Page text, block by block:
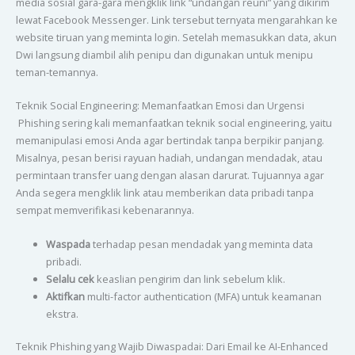
lewat Facebook Messenger. Link tersebut ternyata mengarahkan ke
website tiruan yang meminta login. Setelah memasukkan data, akun
Dwi langsung diambil alih penipu dan digunakan untuk menipu
teman-temannya.
Teknik Social Engineering: Memanfaatkan Emosi dan Urgensi
Phishing sering kali memanfaatkan teknik social engineering, yaitu
memanipulasi emosi Anda agar bertindak tanpa berpikir panjang.
Misalnya, pesan berisi rayuan hadiah, undangan mendadak, atau
permintaan transfer uang dengan alasan darurat. Tujuannya agar
Anda segera mengklik link atau memberikan data pribadi tanpa
sempat memverifikasi kebenarannya.
Waspadaterhadap pesan mendadak yang meminta data
pribadi.
Selalu cekkeaslian pengirim dan link sebelum klik.
Aktifkanmulti-factor authentication (MFA) untuk keamanan
ekstra.
Teknik Phishing yang Wajib Diwaspadai: Dari Email ke AI-Enhanced